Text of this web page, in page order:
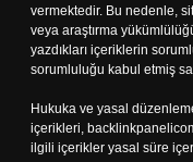
vermektedir. Bu nedenle,
veya araştırma
yazdıkları içeriklerin
sorumluluğu kabul etmiş
Hukuka ve yasal
içerikleri,
ilgili içerikler yasal süre